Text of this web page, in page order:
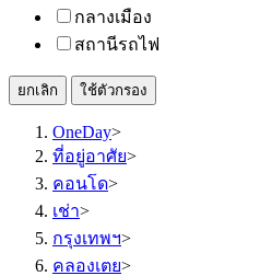
กลางเมือง
สถานีรถไฟ
ยกเลิก ใช้ตัวกรอง
OneDay>
ที่อยู่อาศัย>
คอนโด>
เช่า>
กรุงเทพฯ>
คลองเตย>